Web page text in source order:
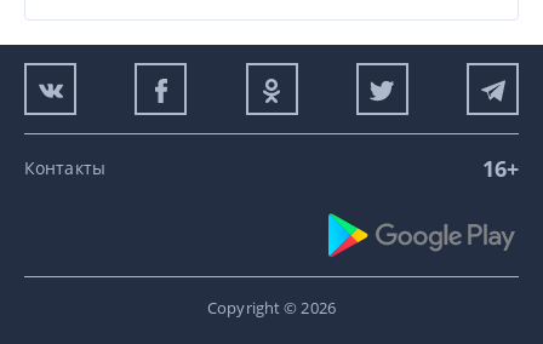
Контакты 16+
Copyright © 2026